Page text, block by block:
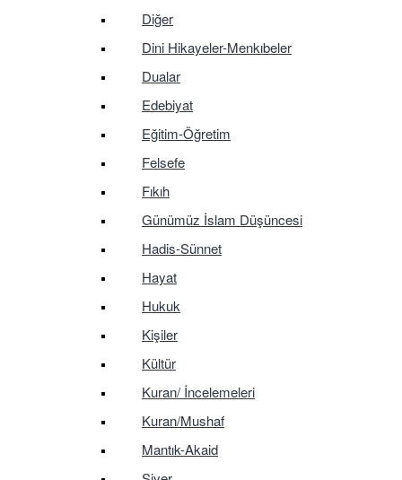
Diğer
Dini Hikayeler-Menkıbeler
Dualar
Edebiyat
Eğitim-Öğretim
Felsefe
Fıkıh
Günümüz İslam Düşüncesi
Hadis-Sünnet
Hayat
Hukuk
Kişiler
Kültür
Kuran/ İncelemeleri
Kuran/Mushaf
Mantık-Akaid